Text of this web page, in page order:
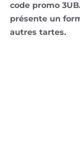
code promo
présente un
autres tartes.